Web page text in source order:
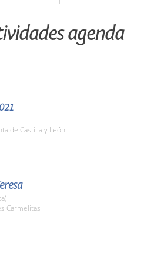
agenda
de Castilla y León
Carmelitas